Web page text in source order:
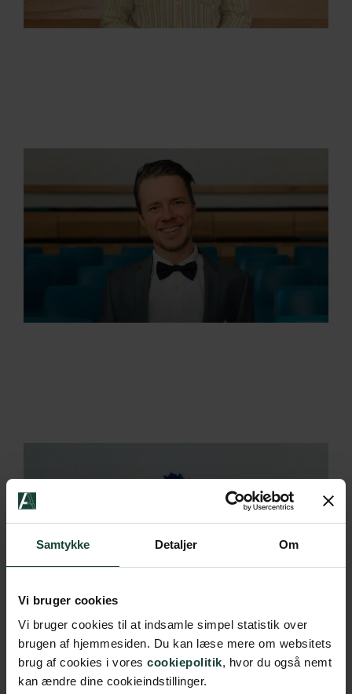
Samtykke Detaljer Om
Vi bruger cookies
Vi bruger cookies til at indsamle simpel statistik over
brugen af hjemmesiden. Du kan læse mere om websitets
brug af cookies i vores cookiepolitik, hvor du også nemt
kan ændre dine cookieindstillinger.